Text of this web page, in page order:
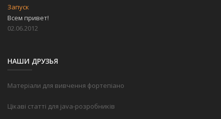
Запуск
Всем привет!
02.06.2012
НАШИ ДРУЗЬЯ
Матеріали для вивчення фортепіано
Цікаві статті для java-розробників